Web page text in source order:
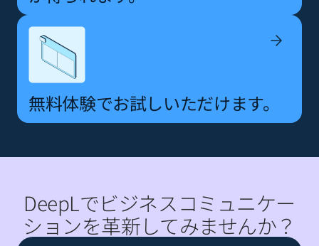
無料体験でお試しいただけます。
DeepLでビジネスコミュニケー
ションを革新してみませんか？